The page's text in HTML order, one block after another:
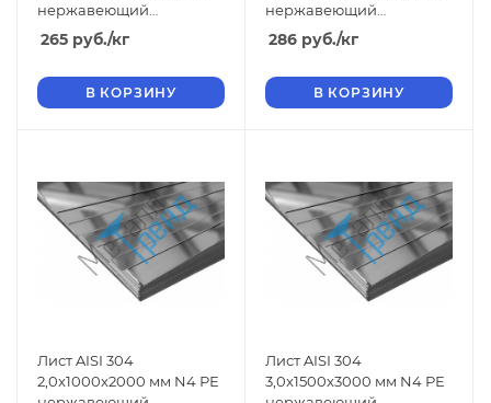
нержавеющий
шлифованный
265 руб./кг
В КОРЗИНУ
нержавеющий
шлифованный
286 руб./кг
В КОРЗИНУ
Лист AISI 304
2,0x1000x2000 мм N4 РЕ
Лист AISI 304
3,0x1500x3000 мм N4 РЕ